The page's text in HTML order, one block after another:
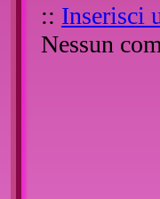
:: Inserisci
Nessun